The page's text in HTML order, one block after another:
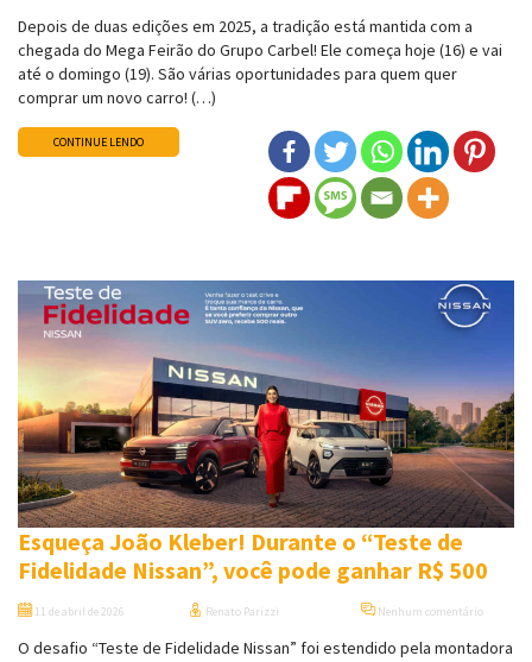
Depois de duas edições em 2025, a tradição está mantida com a
chegada do Mega Feirão do Grupo Carbel! Ele começa hoje (16) e vai
até o domingo (19). São várias oportunidades para quem quer
comprar um novo carro! (…)
CONTINUE LENDO
Esqueça João Kleber! Durante o “Teste de
Fidelidade Nissan”, você pode ganhar R$ 500
11 de abril de 2026 Renato Parizzi Nenhum comentário
O desafio “Teste de Fidelidade Nissan” foi estendido pela montadora